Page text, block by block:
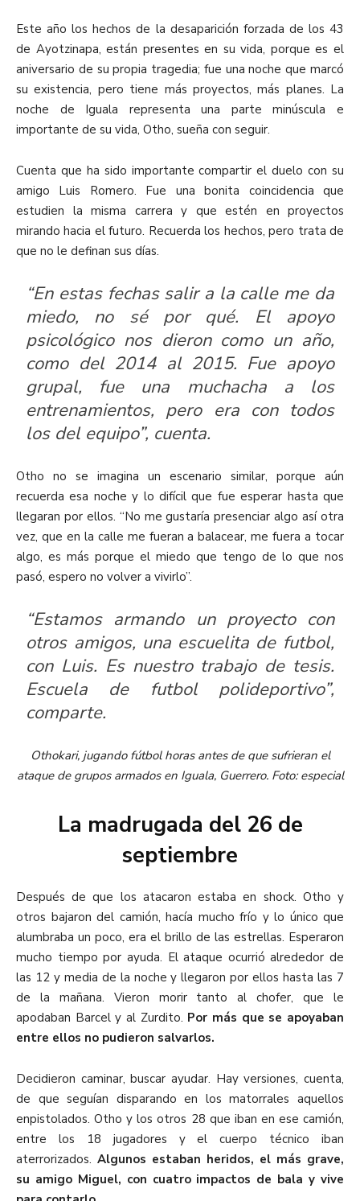
Este año los hechos de la desaparición forzada de los 43
de Ayotzinapa, están presentes en su vida, porque es el
aniversario de su propia tragedia; fue una noche que marcó
su existencia, pero tiene más proyectos, más planes. La
noche de Iguala representa una parte minúscula e
importante de su vida, Otho, sueña con seguir.
Cuenta que ha sido importante compartir el duelo con su
amigo Luis Romero. Fue una bonita coincidencia que
estudien la misma carrera y que estén en proyectos
mirando hacia el futuro. Recuerda los hechos, pero trata de
que no le definan sus días.
“En estas fechas salir a la calle me da
miedo, no sé por qué. El apoyo
psicológico nos dieron como un año,
como del 2014 al 2015. Fue apoyo
grupal, fue una muchacha a los
entrenamientos, pero era con todos
los del equipo”, cuenta.
Otho no se imagina un escenario similar, porque aún
recuerda esa noche y lo difícil que fue esperar hasta que
llegaran por ellos. “No me gustaría presenciar algo así otra
vez, que en la calle me fueran a balacear, me fuera a tocar
algo, es más porque el miedo que tengo de lo que nos
pasó, espero no volver a vivirlo”.
“Estamos armando un proyecto con
otros amigos, una escuelita de futbol,
con Luis. Es nuestro trabajo de tesis.
Escuela de futbol polideportivo”,
comparte.
Othokari, jugando fútbol horas antes de que sufrieran el
ataque de grupos armados en Iguala, Guerrero. Foto: especial
La madrugada del 26 de
septiembre
Después de que los atacaron estaba en shock. Otho y
otros bajaron del camión, hacía mucho frío y lo único que
alumbraba un poco, era el brillo de las estrellas. Esperaron
mucho tiempo por ayuda. El ataque ocurrió alrededor de
las 12 y media de la noche y llegaron por ellos hasta las 7
de la mañana. Vieron morir tanto al chofer, que le
apodaban Barcel y al Zurdito. Por más que se apoyaban
entre ellos no pudieron salvarlos.
Decidieron caminar, buscar ayudar. Hay versiones, cuenta,
de que seguían disparando en los matorrales aquellos
enpistolados. Otho y los otros 28 que iban en ese camión,
entre los 18 jugadores y el cuerpo técnico iban
aterrorizados. Algunos estaban heridos, el más grave,
su amigo Miguel, con cuatro impactos de bala y vive